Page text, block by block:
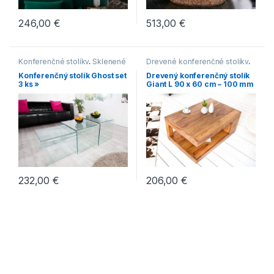
246,00€ 513,00€
Konferenčné stolíky, Sklenené
konferenčné stolíky
Konferenčný stolík Ghost set
3 ks »
232,00€
Drevené konferenčné stolíky,
Hranaté konferenčné stolíky,
Konferenčné stolíky ,
Konferenčné stolíky vo
vidieckom štýle,Makassar
Drevený konferenčný stolík
Giant L 90 x 60 cm – 100 mm
206,00€